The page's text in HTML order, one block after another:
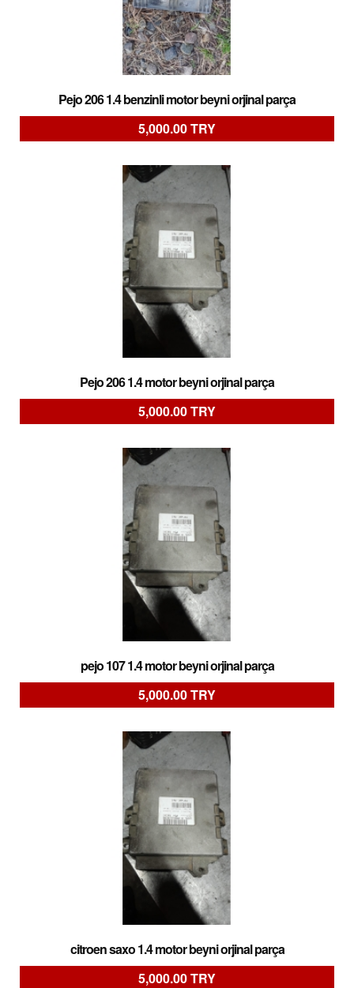
Pejo 206 1.4 benzinli motor beyni orjinal parça
5,000.00 TRY
Pejo 206 1.4 motor beyni orjinal parça
5,000.00 TRY
pejo 107 1.4 motor beyni orjinal parça
5,000.00 TRY
citroen saxo 1.4 motor beyni orjinal parça
5,000.00 TRY